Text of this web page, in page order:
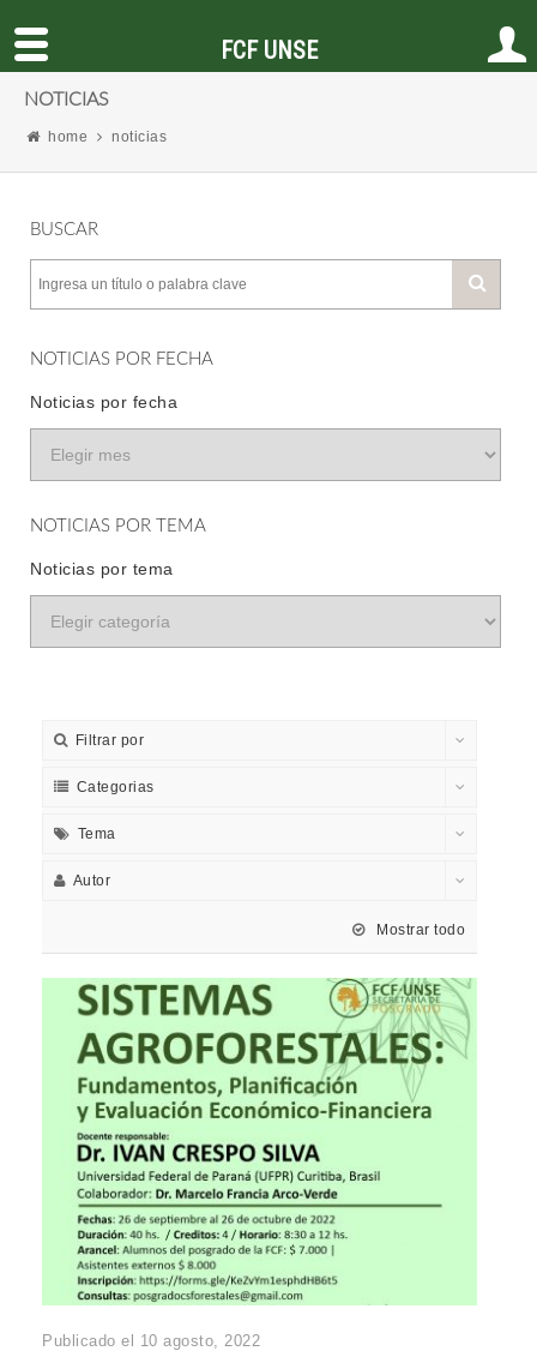
NOTICIAS
home noticias
BUSCAR
NOTICIAS POR FECHA
Noticias por fecha
NOTICIAS POR TEMA
Noticias por tema
Filtrar por
Categorias
Tema
Autor
Mostrar todo
Publicado el 10 agosto, 2022
FCF UNSE